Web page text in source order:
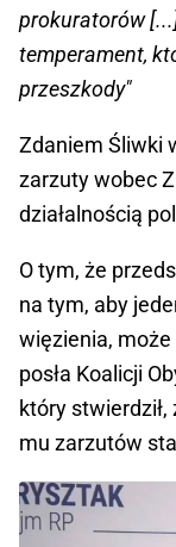
prokuratorów
temperament,
przeszkody"
Zdaniem Śliwki
zarzuty wobec
działalnością
O tym, że
na tym, aby
więzienia,
posła Koalicji
który
mu zarzutów